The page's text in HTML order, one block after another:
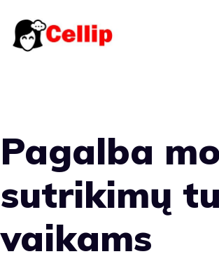
Pagalba
sutrikimų
vaikams